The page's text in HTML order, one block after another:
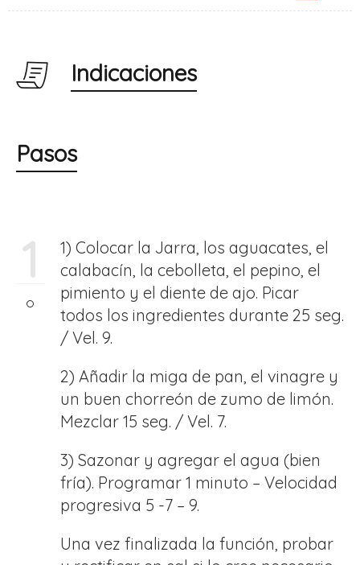
Indicaciones
Pasos
1
1) Colocar la Jarra, los aguacates, el
calabacín, la cebolleta, el pepino, el
pimiento y el diente de ajo. Picar
todos los ingredientes durante 25 seg.
/ Vel. 9.
2) Añadir la miga de pan, el vinagre y
un buen chorreón de zumo de limón.
Mezclar 15 seg. / Vel. 7.
3) Sazonar y agregar el agua (bien
fría). Programar 1 minuto – Velocidad
progresiva 5 -7 – 9.
Una vez finalizada la función, probar